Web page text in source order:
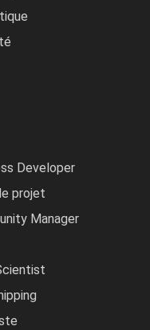
Developer
projet
Manager